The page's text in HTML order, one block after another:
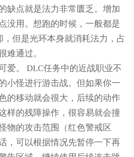
缺点就是法力非常匮乏。增加
没用。想跑的时候，一般都是
但是光环本身就消耗法力，占
难通过。
爱。 DLC任务中的近战职业不
小怪进行游击战。但如果你一
的移动就会很大，后续的动作
的残障操作，很容易就会撞
物的攻击范围（红色警戒区
，可以根据情况先暂停一下再